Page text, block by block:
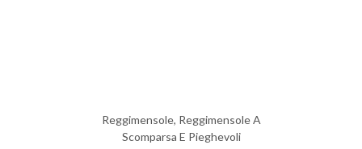
Reggimensole, Reggimensole A
Scomparsa E Pieghevoli